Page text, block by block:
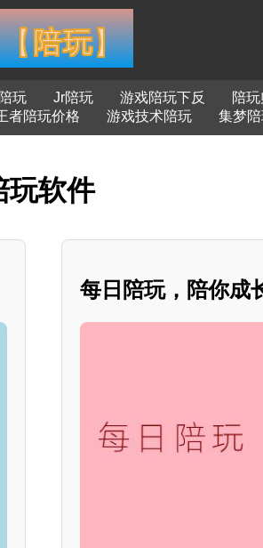
玩 Jr陪玩 游戏陪玩下反 陪
者陪玩价格 游戏技术陪玩 集梦
玩软件
每日陪玩，陪你成